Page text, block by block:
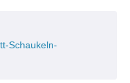
Schaukeln-